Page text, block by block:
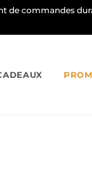
de commandes